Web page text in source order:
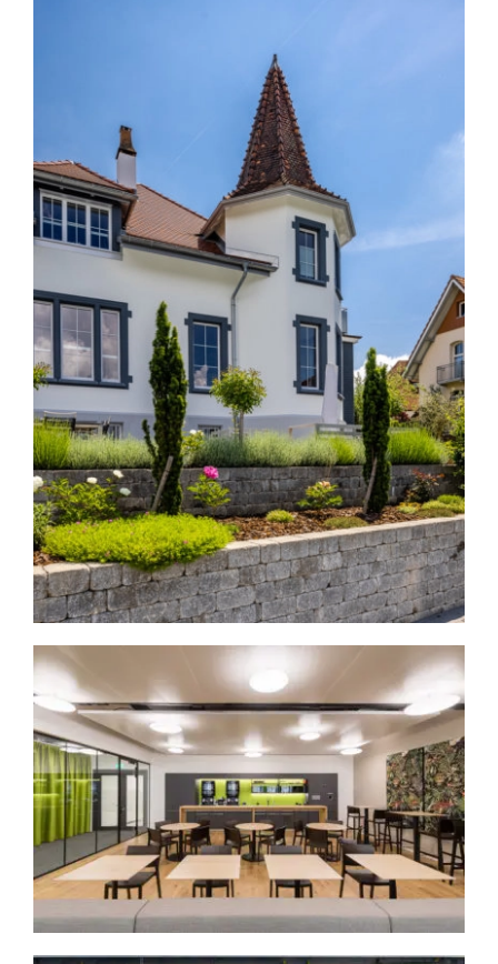
Studer Architektur GmbH
Architektur
Greige GmbH
Architektur Corporate